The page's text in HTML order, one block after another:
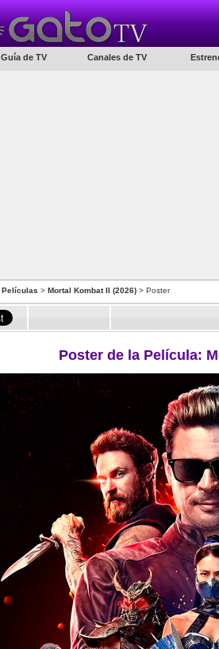
Guía de TV Canales de TV
Películas > Mortal Kombat II (2026) > Poster
Poster de la Película: